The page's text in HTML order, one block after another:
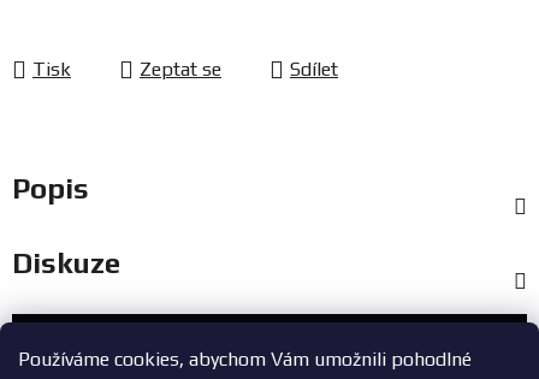
Používáme cookies, abychom Vám umožnili pohodlné
Tisk Zeptat se Sdílet
Popis
Diskuze
Zákaznický servis